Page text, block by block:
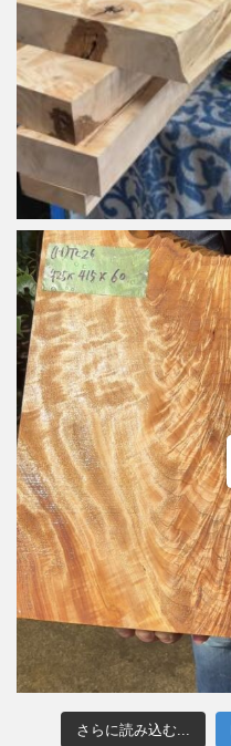
さらに読み込む...